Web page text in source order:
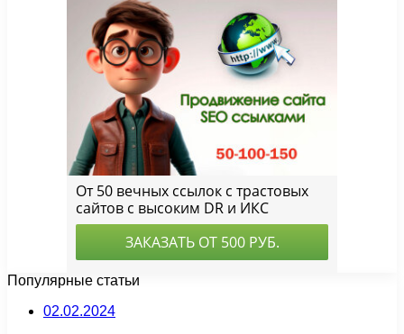
Популярные статьи
02.02.2024